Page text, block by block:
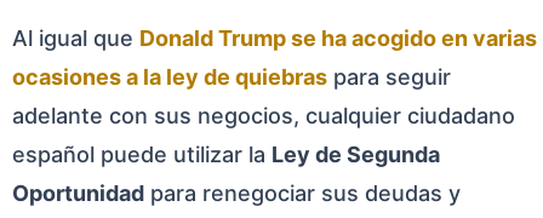
Al igual que Donald Trump se ha acogido en varias
ocasiones a la ley de quiebras para seguir
adelante con sus negocios, cualquier ciudadano
español puede utilizar la Ley de Segunda
Oportunidad para renegociar sus deudas y